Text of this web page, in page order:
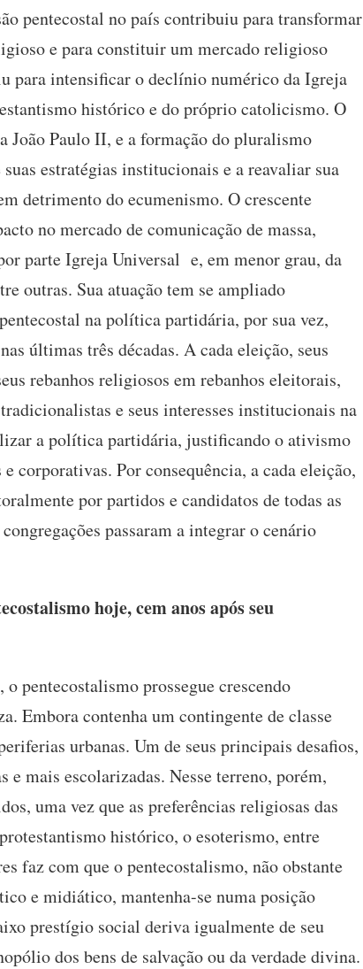
pentecostal no país contribuiu para transformar
e para constituir um mercado religioso
para intensificar o declínio numérico da Igreja
histórico e do próprio catolicismo. O
João Paulo II, e a formação do pluralismo
estratégias institucionais e a reavaliar sua
detrimento do ecumenismo. O crescente
no mercado de comunicação de massa,
parte Igreja Universal e, em menor grau, da
outras. Sua atuação tem se ampliado
na política partidária, por sua vez,
últimas três décadas. A cada eleição, seus
rebanhos religiosos em rebanhos eleitorais,
e seus interesses institucionais na
a política partidária, justificando o ativismo
corporativas. Por consequência, a cada eleição,
por partidos e candidatos de todas as
passaram a integrar o cenário
hoje, cem anos após seu
pentecostalismo prossegue crescendo
Embora contenha um contingente de classe
urbanas. Um de seus principais desafios,
e mais escolarizadas. Nesse terreno, porém,
uma vez que as preferências religiosas das
histórico, o esoterismo, entre
faz com que o pentecostalismo, não obstante
e midiático, mantenha-se numa posição
prestígio social deriva igualmente de seu
dos bens de salvação ou da verdade divina.